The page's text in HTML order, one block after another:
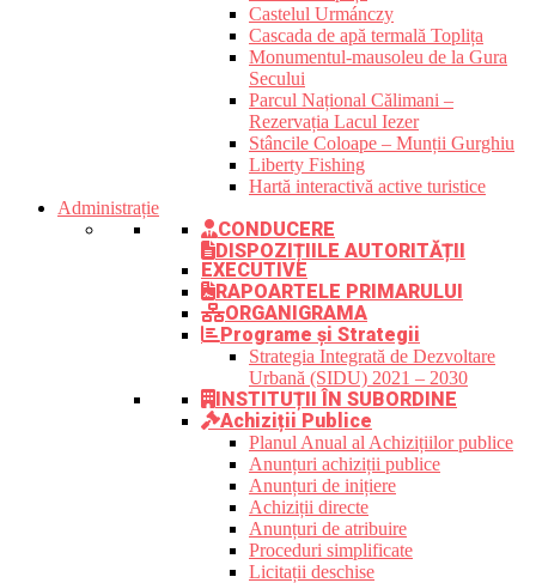
Castelul Urmánczy
Cascada de apă termală Toplița
Monumentul-mausoleu de la Gura
Secului
Parcul Național Călimani –
Rezervația Lacul Iezer
Stâncile Coloape – Munții Gurghiu
Liberty Fishing
Hartă interactivă active turistice
Administrație
CONDUCERE
DISPOZIȚIILE AUTORITĂȚII
EXECUTIVE
RAPOARTELE PRIMARULUI
ORGANIGRAMA
Programe și Strategii
Strategia Integrată de Dezvoltare
Urbană (SIDU) 2021 – 2030
INSTITUȚII ÎN SUBORDINE
Achiziții Publice
Planul Anual al Achizițiilor publice
Anunțuri achiziții publice
Anunțuri de inițiere
Achiziții directe
Anunțuri de atribuire
Proceduri simplificate
Licitații deschise